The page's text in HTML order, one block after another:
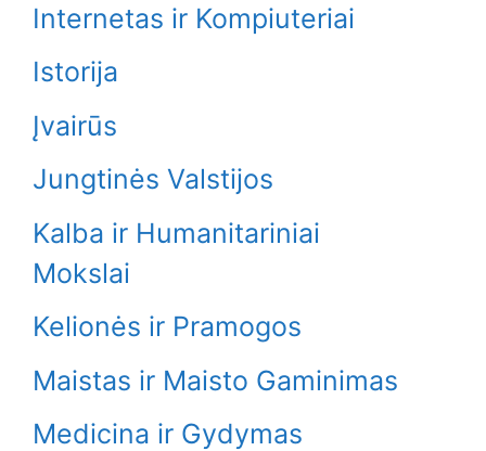
Internetas ir Kompiuteriai
Istorija
Įvairūs
Jungtinės Valstijos
Kalba ir Humanitariniai
Mokslai
Kelionės ir Pramogos
Maistas ir Maisto Gaminimas
Medicina ir Gydymas